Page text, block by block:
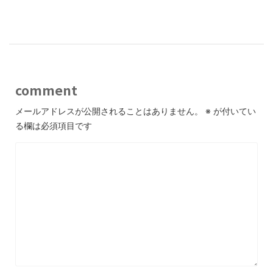
comment
メールアドレスが公開されることはありません。 ※ が付いてい
る欄は必須項目です